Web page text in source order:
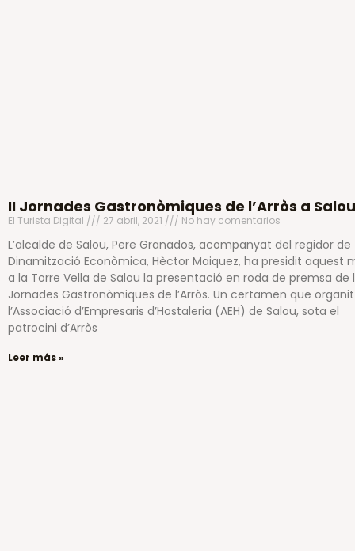
II Jornades Gastronòmiques de l’Arròs a Salou
El Turista Digital 27 abril, 2021 No hay comentarios
L’alcalde de Salou, Pere Granados, acompanyat del regidor de
Dinamització Econòmica, Hèctor Maiquez, ha presidit aquest
a la Torre Vella de Salou la presentació en roda de premsa de
Jornades Gastronòmiques de l’Arròs. Un certamen que
l’Associació d’Empresaris d’Hostaleria (AEH) de Salou, sota el
patrocini d’Arròs
Leer más »